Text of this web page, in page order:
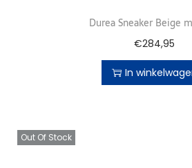
Durea Sneaker Beige
€284,95
In
Out Of Stock